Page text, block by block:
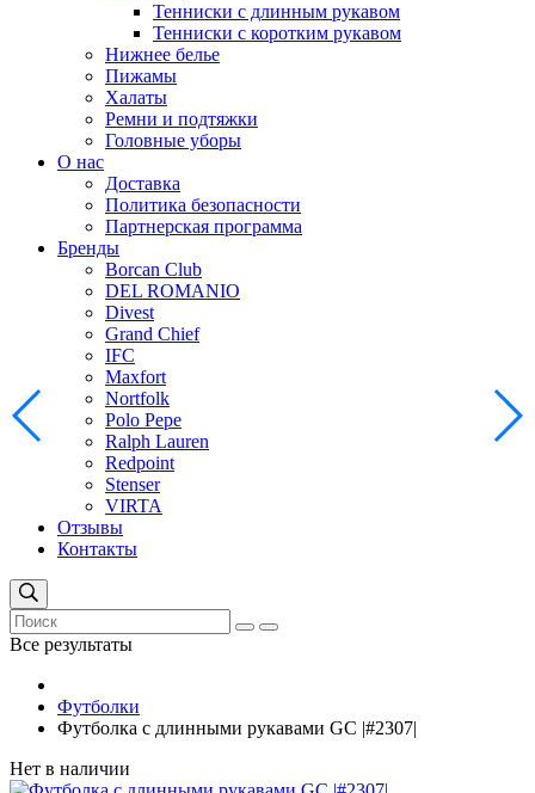
Тенниски с длинным рукавом
Тенниски с коротким рукавом
Нижнее белье
Пижамы
Халаты
Ремни и подтяжки
Головные уборы
О нас
Доставка
Политика безопасности
Партнерская программа
Бренды
Borcan Club
DEL ROMANIO
Divest
Grand Chief
IFC
Maxfort
Nortfolk
Polo Pepe
Ralph Lauren
Redpoint
Stenser
VIRTA
Отзывы
Контакты
Все результаты
Футболки
Футболка с длинными рукавами GC |#2307|
Нет в наличии